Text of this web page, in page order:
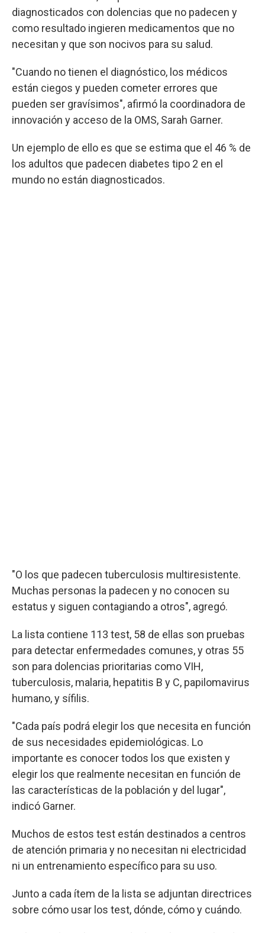
diagnosticados con dolencias que no padecen y
como resultado ingieren medicamentos que no
necesitan y que son nocivos para su salud.
"Cuando no tienen el diagnóstico, los médicos
están ciegos y pueden cometer errores que
pueden ser gravísimos", afirmó la coordinadora de
innovación y acceso de la OMS, Sarah Garner.
Un ejemplo de ello es que se estima que el 46 % de
los adultos que padecen diabetes tipo 2 en el
mundo no están diagnosticados.
"O los que padecen tuberculosis multiresistente.
Muchas personas la padecen y no conocen su
estatus y siguen contagiando a otros", agregó.
La lista contiene 113 test, 58 de ellas son pruebas
para detectar enfermedades comunes, y otras 55
son para dolencias prioritarias como VIH,
tuberculosis, malaria, hepatitis B y C, papilomavirus
humano, y sífilis.
"Cada país podrá elegir los que necesita en función
de sus necesidades epidemiológicas. Lo
importante es conocer todos los que existen y
elegir los que realmente necesitan en función de
las características de la población y del lugar",
indicó Garner.
Muchos de estos test están destinados a centros
de atención primaria y no necesitan ni electricidad
ni un entrenamiento específico para su uso.
Junto a cada ítem de la lista se adjuntan directrices
sobre cómo usar los test, dónde, cómo y cuándo.